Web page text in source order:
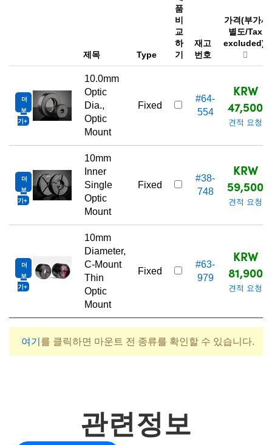
제목 Type
품
비
교
하
기
재고
번호
가격(부가세
별도/Tax
excluded)
더
보
기
10.0mm
Optic
Dia.,
Optic
Mount
Fixed
#64-
554
KRW
47,500
견적 요청
더
보
기
10mm
Inner
Single
Optic
Mount
Fixed
#38-
748
KRW
59,500
견적 요청
더
보
기
10mm
Diameter,
C-Mount
Thin
Optic
Mount
Fixed
#63-
979
KRW
81,900
견적 요청
여기 를 클릭하면 마운트 전 종류를 확인할 수 있습니다.
관련정보